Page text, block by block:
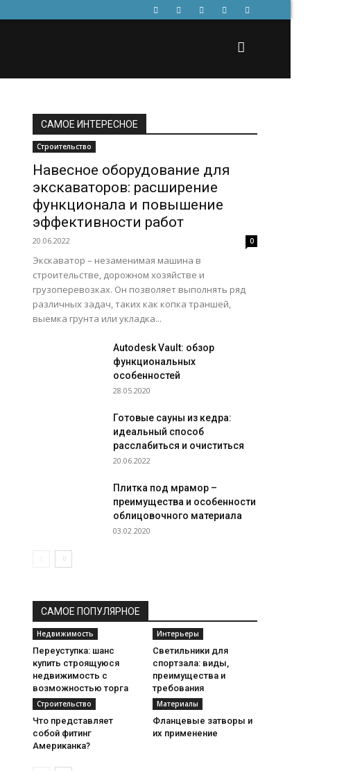
САМОЕ ИНТЕРЕСНОЕ
Строительство
Навесное оборудование для
экскаваторов: расширение
функционала и повышение
эффективности работ
20.06.2022 0
Экскаватор – незаменимая машина в
строительстве, дорожном хозяйстве и
грузоперевозках. Он позволяет выполнять ряд
различных задач, таких как копка траншей,
выемка грунта или укладка...
Autodesk Vault: обзор
функциональных
особенностей
28.05.2020
Готовые сауны из кедра:
идеальный способ
расслабиться и очиститься
20.06.2022
Плитка под мрамор –
преимущества и особенности
облицовочного материала
03.02.2020
САМОЕ ПОПУЛЯРНОЕ
Недвижимость
Переуступка: шанс
купить строящуюся
недвижимость с
возможностью торга
Интерьеры
Светильники для
спортзала: виды,
преимущества и
требования
Строительство
Что представляет
собой фитинг
Американка?
Материалы
Фланцевые затворы и
их применение